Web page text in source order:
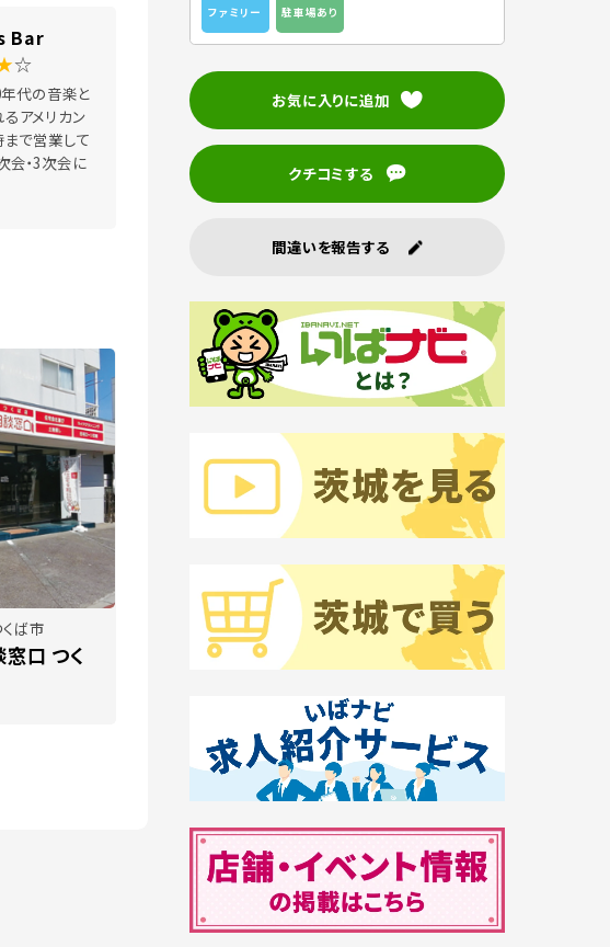
Bar
☆
代の音楽と
アメリカン
まで営業して
会・3次会に
ば市
口 つく
ファミリー 駐車場あり
お気に入りに追加
クチコミする
間違いを報告する